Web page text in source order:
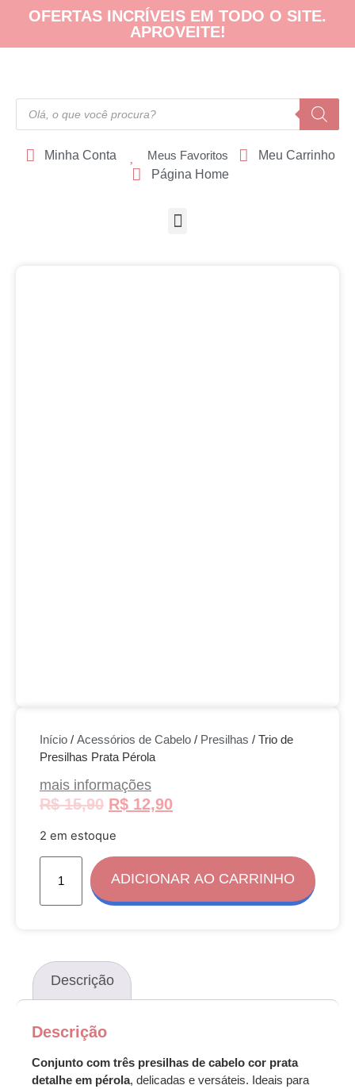
OFERTAS INCRÍVEIS EM TODO O SITE.
APROVEITE!
Minha Conta Meus Favoritos
Meu Carrinho
Página Home
Início / Acessórios de Cabelo / Presilhas / Trio de
Presilhas Prata Pérola
mais informações
R$15,90 R$ 12,90
2 em estoque
ADICIONAR AO CARRINHO
Descrição
Descrição
Conjunto com três presilhas de cabelo cor prata
detalhe em pérola, delicadas e versáteis. Ideais para